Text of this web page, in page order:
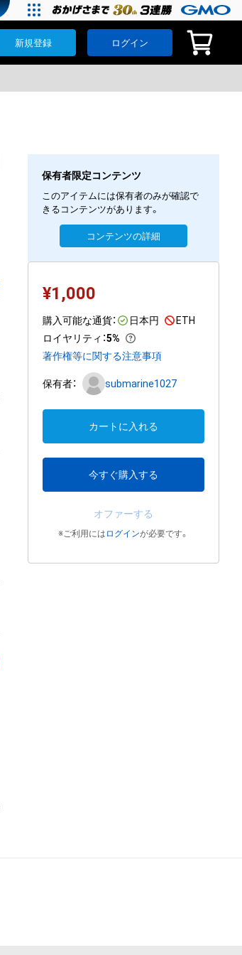
新規登録 ログイン
保有者限定コンテンツ
このアイテムには保有者のみが確認で
きるコンテンツがあります。
コンテンツの詳細
¥1,000
購入可能な通貨： 日本円
ETH
ロイヤリティ ：5%
著作権等に関する注意事項
保有者： submarine1027
カートに入れる
今すぐ購入する
オファーする
※ご利用には ログインが必要です。